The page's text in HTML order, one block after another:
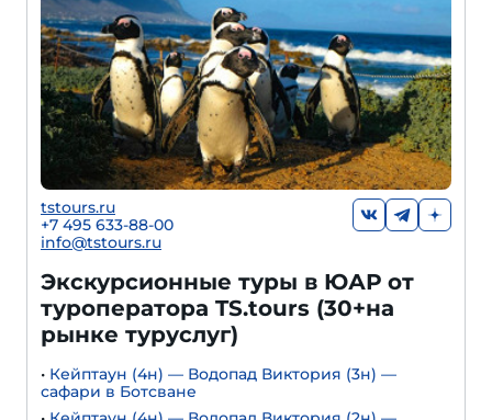
tstours.ru
+7 495 633-88-00
info@tstours.ru
Экскурсионные туры в ЮАР от
туроператора TS.tours (30+на
рынке туруслуг)
• Кейптаун (4н) — Водопад Виктория (3н) —
сафари в Ботсване